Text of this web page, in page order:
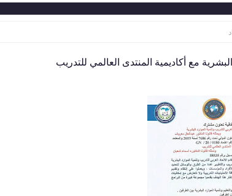
مع أكاديمية المنتدى العالمي للتدريب